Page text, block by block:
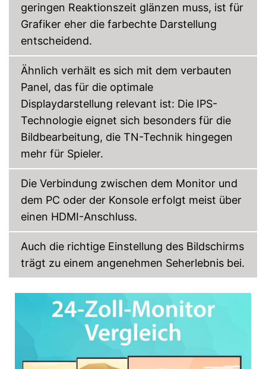
geringen Reaktionszeit glänzen muss, ist für
Grafiker eher die farbechte Darstellung
entscheidend.
Ähnlich verhält es sich mit dem verbauten
Panel, das für die optimale
Displaydarstellung relevant ist: Die IPS-
Technologie eignet sich besonders für die
Bildbearbeitung, die TN-Technik hingegen
mehr für Spieler.
Die Verbindung zwischen dem Monitor und
dem PC oder der Konsole erfolgt meist über
einen HDMI-Anschluss.
Auch die richtige Einstellung des Bildschirms
trägt zu einem angenehmen Seherlebnis bei.